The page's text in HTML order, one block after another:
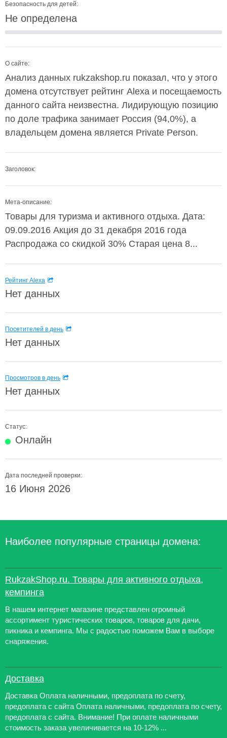
Безопасность для детей:
Не определена
О сайте:
Анализ данных rukzakshop.ru показал, что у этого
домена отсутствует рейтинг Alexa и посещаемость
данного сайта неизвестна. Лидирующую позицию
по доле трафика занимает Россия (94,0%), а
владельцем домена является Private Person.
Заголовок:
Мета-описание:
Товары для туризма и активного отдыха. Дата:
09.09.2016 Акция до 31 декабря 2016 года
Распродажа со скидкой 30% Старая цена 8...
Рейтинг Alexa
Нет данных
Посетителей в день
Нет данных
Просмотров в день
Нет данных
Статус:
Онлайн
Дата последней проверки:
16 Июня 2026
Наиболее популярные страницы домена:
RukzakShop.ru. Товары для активного отдыха,
кемпинга
В нашем интернет магазине представлен огромный
ассортимент туристических товаров, товаров для дачи,
пикника и кемпинга. Мы с радостью поможем Вам в выборе
снаряжения.
Доставка
Доставка Оплата наличными, предоплата по счету,
предоплата с сайта Оплата наличными, предоплата по счету,
предоплата с сайта. Внимание! При оплате наличными
стоимость заказа увеличивается на 10-12% ...